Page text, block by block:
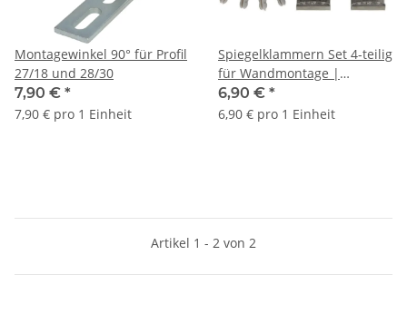
Montagewinkel 90° für Profil
27/18 und 28/30
7,90 € *
7,90 € pro 1 Einheit
Spiegelklammern Set 4-teilig
für Wandmontage |
Edelstahl
6,90 € *
6,90 € pro 1 Einheit
Artikel 1 - 2 von 2